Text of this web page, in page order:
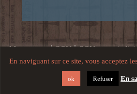
Mon compte|CGV|CGV stages
en ligne et bons cadeaux|Mentions
et utilisation du
En naviguant sur ce site, vous acceptez
ok Refuser En